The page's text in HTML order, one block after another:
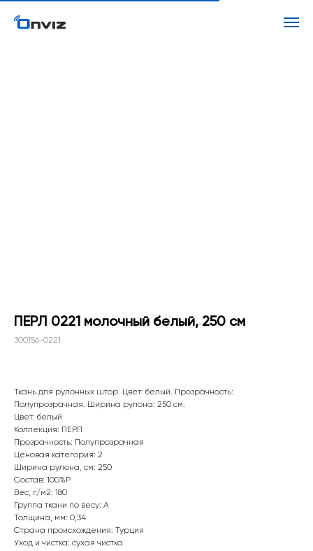
ПЕРЛ 0221 молочный белый, 250 см
300156-0221
Ткань для рулонных штор. Цвет: белый. Прозрачность:
Полупрозрачная. Ширина рулона: 250 см.
Цвет: белый
Коллекция: ПЕРЛ
Прозрачность: Полупрозрачная
Ценовая категория: 2
Ширина рулона, см: 250
Состав: 100%P
Вес, г/м2: 180
Группа ткани по весу: A
Толщина, мм: 0,34
Страна происхождения: Турция
Уход и чистка: сухая чисткаshop@onviz.ru